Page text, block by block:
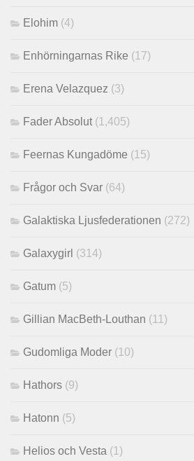
Elohim (4)
Enhörningarnas Rike (17)
Erena Velazquez (3)
Fader Absolut(1,405)
Feernas Kungadöme (15)
Frågor och Svar (64)
Galaktiska Ljusfederationen (272)
Galaxygirl (314)
Gatum (5)
Gillian MacBeth-Louthan (11)
Gudomliga Moder (10)
Hathors (9)
Hatonn (5)
Helios och Vesta (1)